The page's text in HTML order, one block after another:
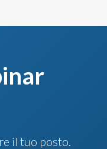
il tuo posto.